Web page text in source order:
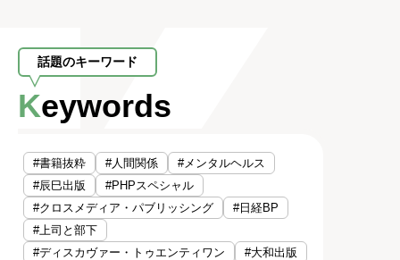
話題のキーワード
Keywords
#書籍抜粋 #人間関係
#メンタルヘルス
#辰巳出版
#PHPスペシャル
#クロスメディア・パブリッシング
#日経BP
#上司と部下
#ディスカヴァー・トゥエンティワン
#大和出版